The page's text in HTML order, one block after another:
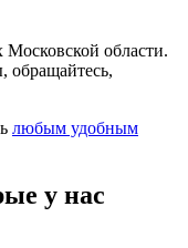
области.
обращайтесь,
любым удобным
у нас